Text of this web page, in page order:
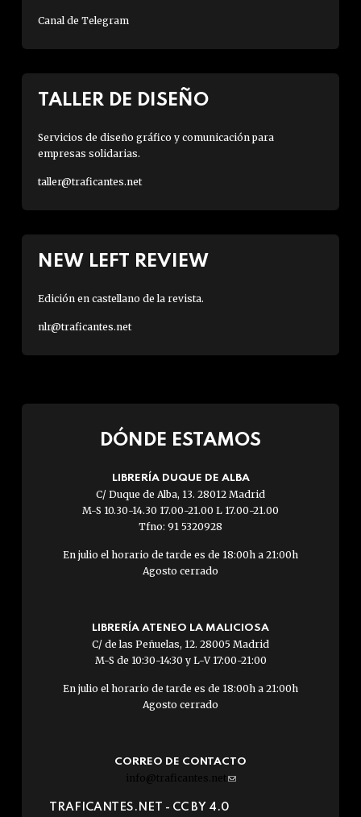
Canal de Telegram
TALLER DE DISEÑO
Servicios de diseño gráfico y comunicación para
empresas solidarias.
taller@traficantes.net
NEW LEFT REVIEW
Edición en castellano de la revista.
nlr@traficantes.net
DÓNDE ESTAMOS
LIBRERÍA DUQUE DE ALBA
C/ Duque de Alba, 13. 28012 Madrid
M-S 10.30-14.30 17.00-21.00 L 17.00-21.00
Tfno: 91 5320928
En julio el horario de tarde es de 18:00h a 21:00h
Agosto cerrado
LIBRERÍA ATENEO LA MALICIOSA
C/ de las Peñuelas, 12. 28005 Madrid
M-S de 10:30-14:30 y L-V 17:00-21:00
En julio el horario de tarde es de 18:00h a 21:00h
Agosto cerrado
CORREO DE CONTACTO
info@traficantes.net (link
e-
TRAFICANTES.NET - CC BY 4.0